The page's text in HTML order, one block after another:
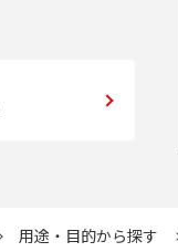
用途・目的から探す